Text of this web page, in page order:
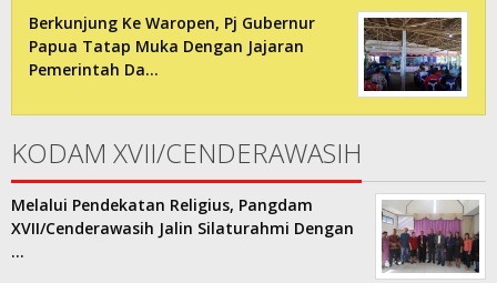
Berkunjung Ke Waropen, Pj Gubernur
Papua Tatap Muka Dengan Jajaran
Pemerintah Da…
KODAM XVII/CENDERAWASIH
Melalui Pendekatan Religius, Pangdam
XVII/Cenderawasih Jalin Silaturahmi Dengan
…